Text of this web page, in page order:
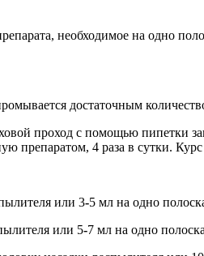
необходимое на одно
достаточным
проход с помощью пипетки
препаратом, 4 раза в сутки.
или 3-5 мл на одно
или 5-7 мл на одно